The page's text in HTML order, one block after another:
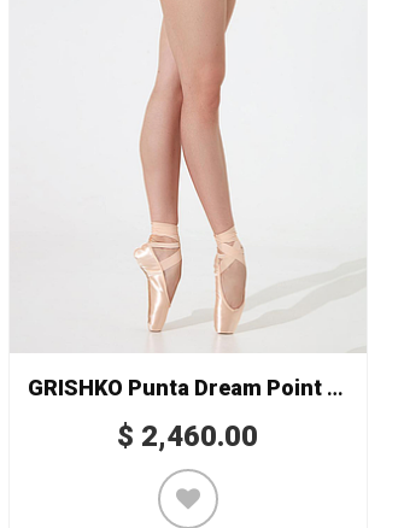
GRISHKO Punta Dream Point 2007 (pre-arqueada)
$ 2,460.00